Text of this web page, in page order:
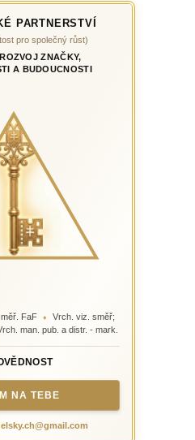
PARTNERSTVÍ
pro společný růst)
ZNAČKY,
A BUDOUCNOSTI
FaF ♦
Vrch. viz. směř;
man. pub. a distr. - mark.
NA TEBE